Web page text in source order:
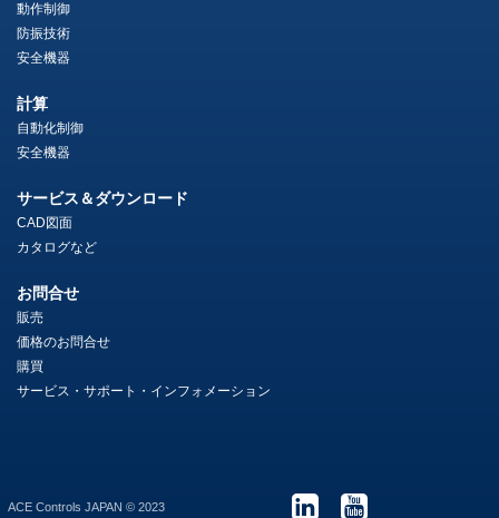
動作制御
防振技術
安全機器
計算
自動化制御
安全機器
サービス＆ダウンロード
CAD図面
カタログなど
お問合せ
販売
価格のお問合せ
購買
サービス・サポート・インフォメーション
ACE Controls JAPAN © 2023